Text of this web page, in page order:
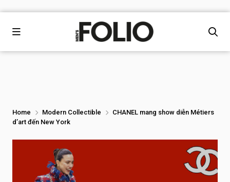
Home Modern Collectible
CHANEL mang show diễn Métiers
d’art đến New York